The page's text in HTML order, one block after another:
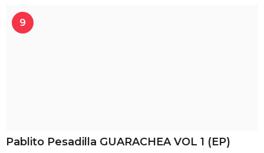
9
Pablito Pesadilla GUARACHEA VOL 1 (EP)